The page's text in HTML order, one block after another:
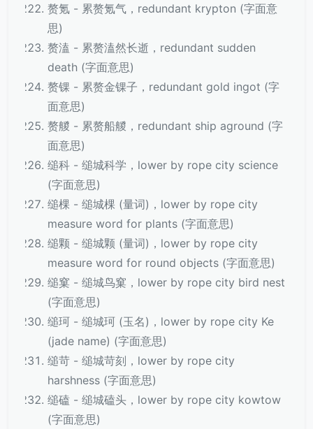
赘氪 - 累赘氪气，redundant krypton (字面意
思)
赘溘 - 累赘溘然长逝，redundant sudden
death (字面意思)
赘锞 - 累赘金锞子，redundant gold ingot (字
面意思)
赘艐 - 累赘船艐，redundant ship aground (字
面意思)
缒科 - 缒城科学，lower by rope city science
(字面意思)
缒棵 - 缒城棵 (量词)，lower by rope city
measure word for plants (字面意思)
缒颗 - 缒城颗 (量词)，lower by rope city
measure word for round objects (字面意思)
缒窠 - 缒城鸟窠，lower by rope city bird nest
(字面意思)
缒珂 - 缒城珂 (玉名)，lower by rope city Ke
(jade name) (字面意思)
缒苛 - 缒城苛刻，lower by rope city
harshness (字面意思)
缒磕 - 缒城磕头，lower by rope city kowtow
(字面意思)